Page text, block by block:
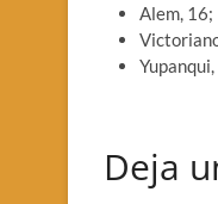
Alem, 16;
Deja